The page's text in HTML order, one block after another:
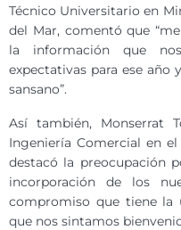
Técnico Universitario en
del Mar, comentó que
la información que
expectativas para ese año
sansano”.
Así también, Monserrat
Ingeniería Comercial en el
destacó la preocupación
incorporación de los
compromiso que tiene la
que nos sintamos